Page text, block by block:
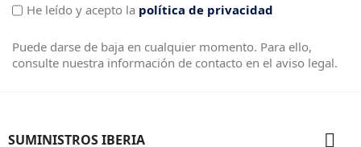
He leído y acepto la política de privacidad
Puede darse de baja en cualquier momento. Para ello,
consulte nuestra información de contacto en el aviso legal.
SUMINISTROS IBERIA 